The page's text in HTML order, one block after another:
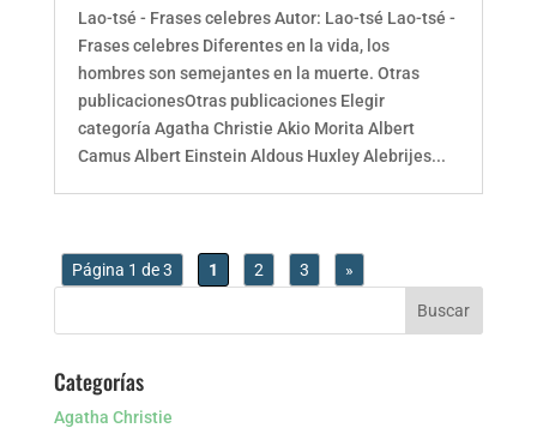
Lao-tsé - Frases celebres Autor: Lao-tsé Lao-tsé -
Frases celebres Diferentes en la vida, los
hombres son semejantes en la muerte. Otras
publicacionesOtras publicaciones Elegir
categoría Agatha Christie Akio Morita Albert
Camus Albert Einstein Aldous Huxley Alebrijes...
Página 1 de 3 1 2 3 »
Categorías
Agatha Christie